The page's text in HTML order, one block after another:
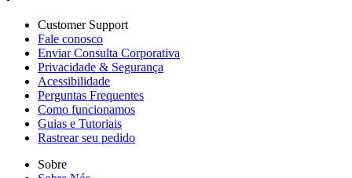
Customer Support
Fale conosco
Enviar Consulta Corporativa
Privacidade & Segurança
Acessibilidade
Perguntas Frequentes
Como funcionamos
Guias e Tutoriais
Rastrear seu pedido
Sobre